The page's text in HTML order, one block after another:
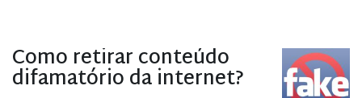
Como retirar conteúdo
difamatório da internet?